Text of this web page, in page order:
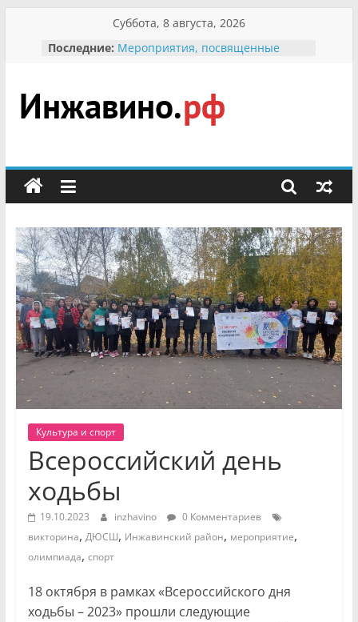
содержимому
Суббота, 8 августа, 2026
Последние: Мероприятия, посвященные
гражданин Инжавинского округа»
участнице Великой
Отечественной, фронтовичке
Безопасность в сети Интернет
мероприятии «Сохраним
первоцветы!»
В вольере Воронинского
заповедника родились крапчатые
суслики
Инжавино.рф
сельский
портал
Культура и спорт
Всероссийский день
ходьбы
19.10.2023 inzhavino
0 Комментариев
викторина, ДЮСШ, Инжавинский район, мероприятие,
олимпиада, спорт
18 октября в рамках «Всероссийского дня
ходьбы – 2023» прошли следующие